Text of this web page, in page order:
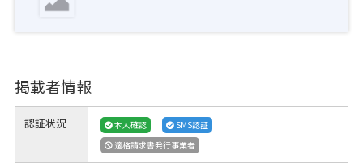
掲載者情報
認証状況 本人確認
SMS認証
適格請求書発行事業者